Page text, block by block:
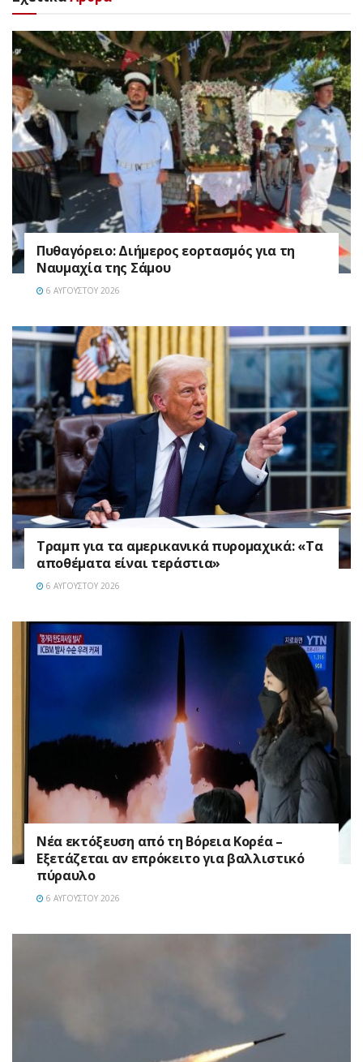
Πυθαγόρειο: Διήμερος εορτασμός για τη
Ναυμαχία της Σάμου
6 ΑΥΓΟΎΣΤΟΥ 2026
Τραμπ για τα αμερικανικά πυρομαχικά: «Τα
αποθέματα είναι τεράστια»
6 ΑΥΓΟΎΣΤΟΥ 2026
Νέα εκτόξευση από τη Βόρεια Κορέα –
Εξετάζεται αν επρόκειτο για βαλλιστικό
πύραυλο
6 ΑΥΓΟΎΣΤΟΥ 2026